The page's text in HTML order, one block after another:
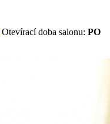
Otevírací doba salonu: PO